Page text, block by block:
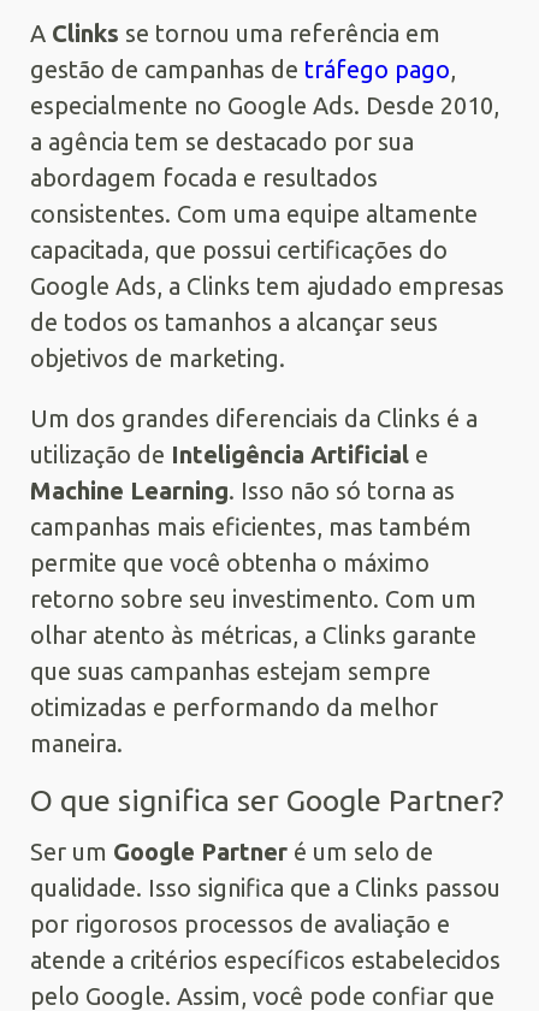
A Clinks se tornou uma referência em
gestão de campanhas de tráfego pago,
especialmente no Google Ads. Desde 2010,
a agência tem se destacado por sua
abordagem focada e resultados
consistentes. Com uma equipe altamente
capacitada, que possui certificações do
Google Ads, a Clinks tem ajudado empresas
de todos os tamanhos a alcançar seus
objetivos de marketing.
Um dos grandes diferenciais da Clinks é a
utilização de Inteligência Artificial e
Machine Learning. Isso não só torna as
campanhas mais eficientes, mas também
permite que você obtenha o máximo
retorno sobre seu investimento. Com um
olhar atento às métricas, a Clinks garante
que suas campanhas estejam sempre
otimizadas e performando da melhor
maneira.
O que significa ser Google Partner?
Ser um Google Partner é um selo de
qualidade. Isso significa que a Clinks passou
por rigorosos processos de avaliação e
atende a critérios específicos estabelecidos
pelo Google. Assim, você pode confiar que